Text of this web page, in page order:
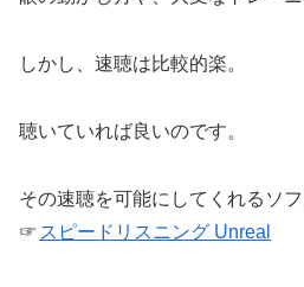
しかし、速聴は比較的楽。
聴いていれば良いのです。
その速聴を可能にしてくれるソ
☞ スピードリスニング Unreal